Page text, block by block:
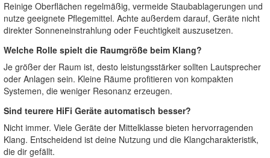
Reinige Oberflächen regelmäßig, vermeide Staubablagerungen und
nutze geeignete Pflegemittel. Achte außerdem darauf, Geräte nicht
direkter Sonneneinstrahlung oder Feuchtigkeit auszusetzen.
Welche Rolle spielt die Raumgröße beim Klang?
Je größer der Raum ist, desto leistungsstärker sollten Lautsprecher
oder Anlagen sein. Kleine Räume profitieren von kompakten
Systemen, die weniger Resonanz erzeugen.
Sind teurere HiFi Geräte automatisch besser?
Nicht immer. Viele Geräte der Mittelklasse bieten hervorragenden
Klang. Entscheidend ist deine Nutzung und die Klangcharakteristik,
die dir gefällt.